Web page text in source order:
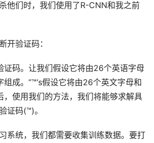
他们时，我们使用了R-CNN和我之前
开验证码：
证码。让我们假设它将由26个英语字母
组成。”™‘s假设它将由26个英文字母和
，使用我们的方法，我们将能够求解具
证码(™)。
系统，我们都需要收集训练数据。要打